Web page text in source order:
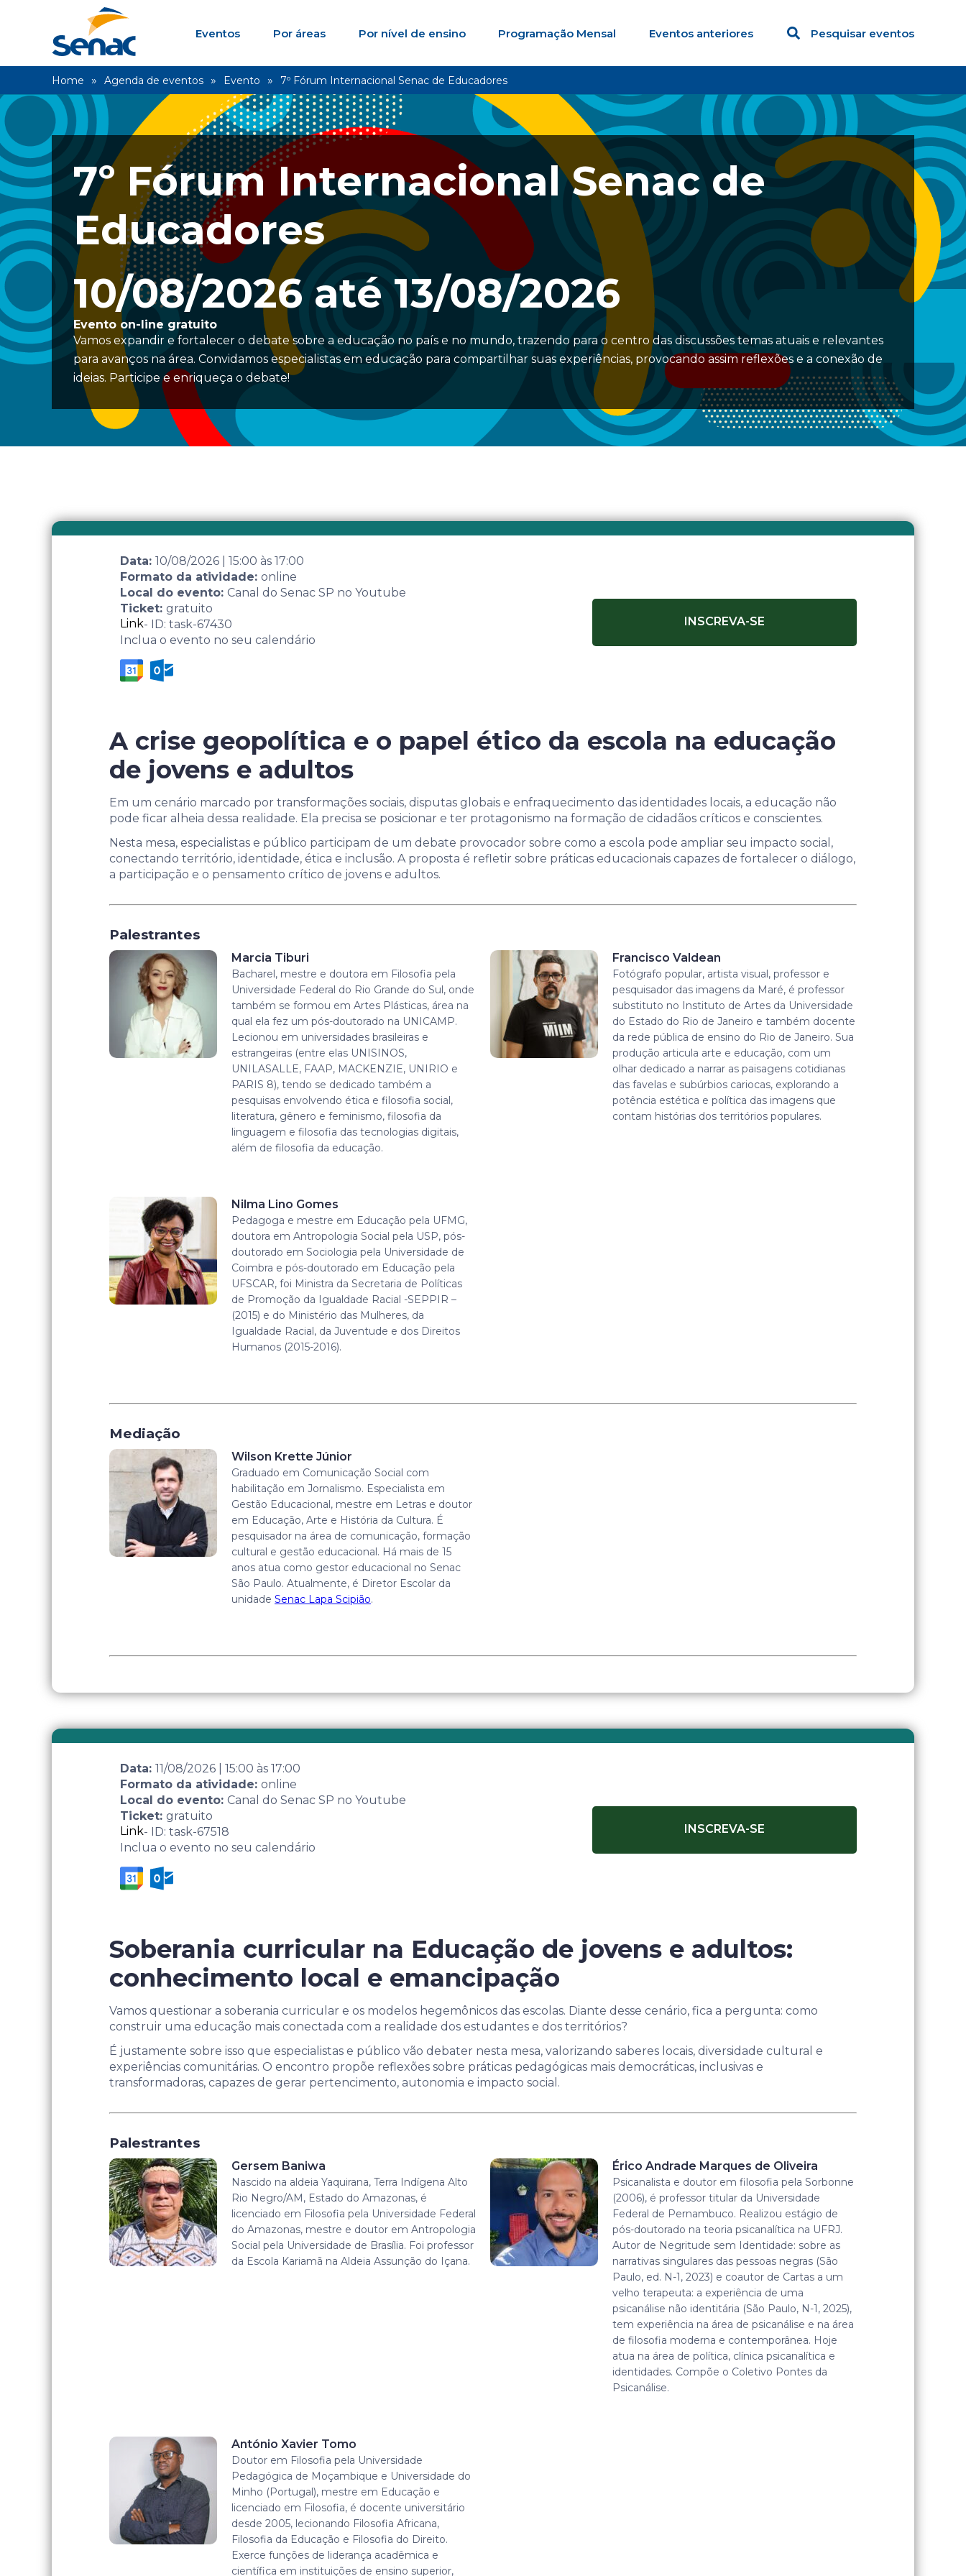
Eventos Por áreas Por nível de ensino Programação Mensal Eventos anteriores Pesquisar eventos
Home Agenda de eventos Evento 7º Fórum Internacional Senac de Educadores
7º Fórum Internacional Senac de
Educadores
10/08/2026 até 13/08/2026
Evento on-line gratuito
Vamos expandir e fortalecer o debate sobre a educação no país e no mundo, trazendo para o centro das discussões temas atuais e relevantes
para avanços na área. Convidamos especialistas em educação para compartilhar suas experiências, provocando assim reflexões e a conexão de
ideias. Participe e enriqueça o debate!
Data: 10/08/2026 15:00 às 17:00
Formato da atividade: online
Local do evento: Canal do Senac SP no Youtube
Ticket: gratuito
Link- ID: task-67430
Inclua o evento no seu calendário
INSCREVA-SE
A crise geopolítica e o papel ético da escola na educação
de jovens e adultos
Em um cenário marcado por transformações sociais, disputas globais e enfraquecimento das identidades locais, a educação não
pode ficar alheia dessa realidade. Ela precisa se posicionar e ter protagonismo na formação de cidadãos críticos e conscientes.
Nesta mesa, especialistas e público participam de um debate provocador sobre como a escola pode ampliar seu impacto social,
conectando território, identidade, ética e inclusão. A proposta é refletir sobre práticas educacionais capazes de fortalecer o diálogo,
a participação e o pensamento crítico de jovens e adultos.
Palestrantes
Marcia Tiburi
Bacharel, mestre e doutora em Filosofia pela
Universidade Federal do Rio Grande do Sul, onde
também se formou em Artes Plásticas, área na
qual ela fez um pós-doutorado na UNICAMP.
Lecionou em universidades brasileiras e
estrangeiras (entre elas UNISINOS,
UNILASALLE, FAAP, MACKENZIE, UNIRIO e
PARIS 8), tendo se dedicado também a
pesquisas envolvendo ética e filosofia social,
literatura, gênero e feminismo, filosofia da
linguagem e filosofia das tecnologias digitais,
além de filosofia da educação.
Francisco Valdean
Fotógrafo popular, artista visual, professor e
pesquisador das imagens da Maré, é professor
substituto no Instituto de Artes da Universidade
do Estado do Rio de Janeiro e também docente
da rede pública de ensino do Rio de Janeiro. Sua
produção articula arte e educação, com um
olhar dedicado a narrar as paisagens cotidianas
das favelas e subúrbios cariocas, explorando a
potência estética e política das imagens que
contam histórias dos territórios populares.
Nilma Lino Gomes
Pedagoga e mestre em Educação pela UFMG,
doutora em Antropologia Social pela USP, pós-
doutorado em Sociologia pela Universidade de
Coimbra e pós-doutorado em Educação pela
UFSCAR, foi Ministra da Secretaria de Políticas
de Promoção da Igualdade Racial -SEPPIR –
(2015) e do Ministério das Mulheres, da
Igualdade Racial, da Juventude e dos Direitos
Humanos (2015-2016).
Mediação
Wilson Krette Júnior
Graduado em Comunicação Social com
habilitação em Jornalismo. Especialista em
Gestão Educacional, mestre em Letras e doutor
em Educação, Arte e História da Cultura. É
pesquisador na área de comunicação, formação
cultural e gestão educacional. Há mais de 15
anos atua como gestor educacional no Senac
São Paulo. Atualmente, é Diretor Escolar da
unidade Senac Lapa Scipião.
Data: 11/08/2026 15:00 às 17:00
Formato da atividade: online
Local do evento: Canal do Senac SP no Youtube
Ticket: gratuito
Link- ID: task-67518
Inclua o evento no seu calendário
INSCREVA-SE
Soberania curricular na Educação de jovens e adultos:
conhecimento local e emancipação
Vamos questionar a soberania curricular e os modelos hegemônicos das escolas. Diante desse cenário, fica a pergunta: como
construir uma educação mais conectada com a realidade dos estudantes e dos territórios?
É justamente sobre isso que especialistas e público vão debater nesta mesa, valorizando saberes locais, diversidade cultural e
experiências comunitárias. O encontro propõe reflexões sobre práticas pedagógicas mais democráticas, inclusivas e
transformadoras, capazes de gerar pertencimento, autonomia e impacto social.
Palestrantes
Gersem Baniwa
Nascido na aldeia Yaquirana, Terra Indígena Alto
Rio Negro/AM, Estado do Amazonas, é
licenciado em Filosofia pela Universidade Federal
do Amazonas, mestre e doutor em Antropologia
Social pela Universidade de Brasília. Foi professor
da Escola Kariamã na Aldeia Assunção do Içana.
Érico Andrade Marques de Oliveira
Psicanalista e doutor em filosofia pela Sorbonne
(2006), é professor titular da Universidade
Federal de Pernambuco. Realizou estágio de
pós-doutorado na teoria psicanalítica na UFRJ.
Autor de Negritude sem Identidade: sobre as
narrativas singulares das pessoas negras (São
Paulo, ed. N-1, 2023) e coautor de Cartas a um
velho terapeuta: a experiência de uma
psicanálise não identitária (São Paulo, N-1, 2025),
tem experiência na área de psicanálise e na área
de filosofia moderna e contemporânea. Hoje
atua na área de política, clínica psicanalítica e
identidades. Compõe o Coletivo Pontes da
Psicanálise.
António Xavier Tomo
Doutor em Filosofia pela Universidade
Pedagógica de Moçambique e Universidade do
Minho (Portugal), mestre em Educação e
licenciado em Filosofia, é docente universitário
desde 2005, lecionando Filosofia Africana,
Filosofia da Educação e Filosofia do Direito.
Exerce funções de liderança acadêmica e
científica em instituições de ensino superior,